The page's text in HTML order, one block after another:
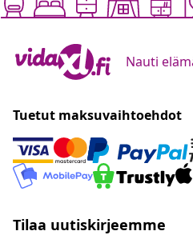
Nauti
Tuetut maksuvaihtoehdot
Tilaa uutiskirjeemme